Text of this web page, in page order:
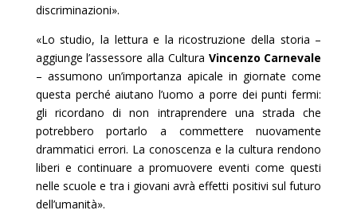
discriminazioni».
«Lo studio, la lettura e la ricostruzione della storia –
aggiunge l’assessore alla Cultura Vincenzo Carnevale
– assumono un’importanza apicale in giornate come
questa perché aiutano l’uomo a porre dei punti fermi:
gli ricordano di non intraprendere una strada che
potrebbero portarlo a commettere nuovamente
drammatici errori. La conoscenza e la cultura rendono
liberi e continuare a promuovere eventi come questi
nelle scuole e tra i giovani avrà effetti positivi sul futuro
dell’umanità».